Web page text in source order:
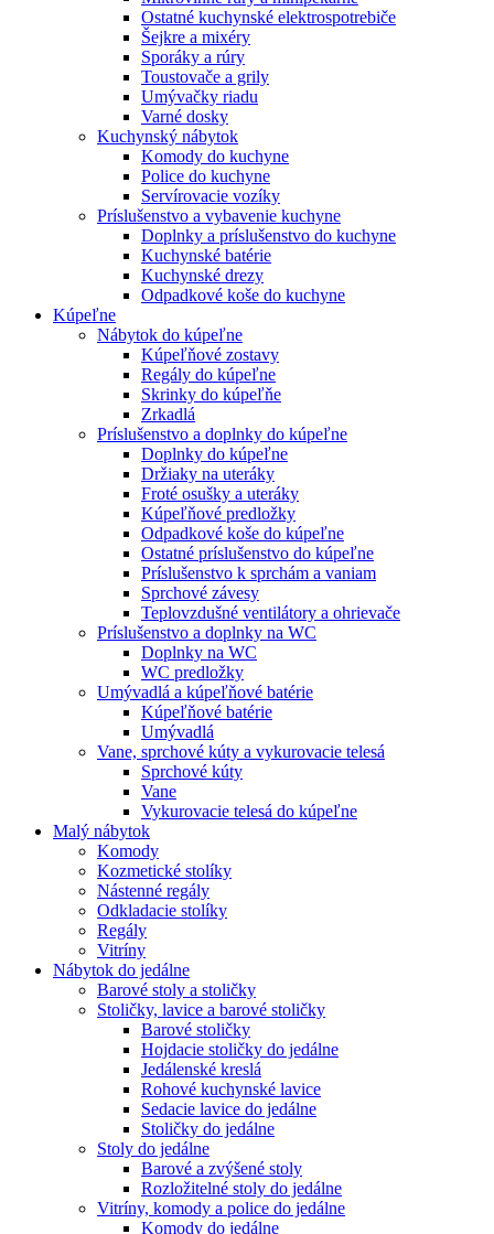
Ostatné kuchynské elektrospotrebiče
Šejkre a mixéry
Sporáky a rúry
Toustovače a grily
Umývačky riadu
Varné dosky
Kuchynský nábytok
Komody do kuchyne
Police do kuchyne
Servírovacie vozíky
Príslušenstvo a vybavenie kuchyne
Doplnky a príslušenstvo do kuchyne
Kuchynské batérie
Kuchynské drezy
Odpadkové koše do kuchyne
Kúpeľne
Nábytok do kúpeľne
Kúpeľňové zostavy
Regály do kúpeľne
Skrinky do kúpeľňe
Zrkadlá
Príslušenstvo a doplnky do kúpeľne
Doplnky do kúpeľne
Držiaky na uteráky
Froté osušky a uteráky
Kúpeľňové predložky
Odpadkové koše do kúpeľne
Ostatné príslušenstvo do kúpeľne
Príslušenstvo k sprchám a vaniam
Sprchové závesy
Teplovzdušné ventilátory a ohrievače
Príslušenstvo a doplnky na WC
Doplnky na WC
WC predložky
Umývadlá a kúpeľňové batérie
Kúpeľňové batérie
Umývadlá
Vane, sprchové kúty a vykurovacie telesá
Sprchové kúty
Vane
Vykurovacie telesá do kúpeľne
Malý nábytok
Komody
Kozmetické stolíky
Nástenné regály
Odkladacie stolíky
Regály
Vitríny
Nábytok do jedálne
Barové stoly a stoličky
Stoličky, lavice a barové stoličky
Barové stoličky
Hojdacie stoličky do jedálne
Jedálenské kreslá
Rohové kuchynské lavice
Sedacie lavice do jedálne
Stoličky do jedálne
Stoly do jedálne
Barové a zvýšené stoly
Rozložitelné stoly do jedálne
Vitríny, komody a police do jedálne
Komody do jedálne